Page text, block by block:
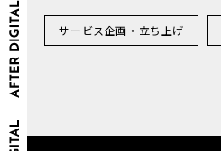
サービス企画・立ち上げ